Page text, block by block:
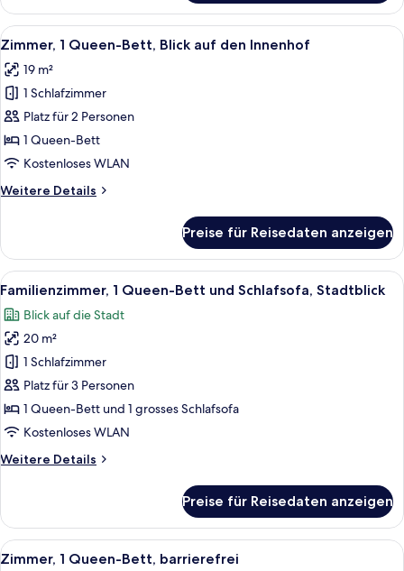
2 Einzelbetten,
Stadtblick
Alle
Fotos
für
Zimmer,
1
Queen-
Bett,
auf
anzeigen
Ein Hotelzimmer mit einem großen
9
Zimmer, 1 Queen-Bett, Blick auf den Innenhof
19 m²
1 Schlafzimmer
Platz für 2 Personen
1 Queen-Bett
Kostenloses WLAN
Weitere Details
Weitere
1
Queen-
Bett,
auf
den
Innenhof
Preise für Reisedaten anzeigen
Alle
Fotos
für
Familienzimmer,
1 Queen-
Bett
und
Schlafsofa,
anzeigen
Ein Hotelzimmer mit zwei Betten,
10
Familienzimmer, 1 Queen-Bett und Schlafsofa, Stadtblick
Blick auf die Stadt
20 m²
1 Schlafzimmer
Platz für 3 Personen
1 Queen-Bett und 1 grosses Schlafsofa
Kostenloses WLAN
Weitere Details
Weitere
1 Queen-
Bett
und
Preise für Reisedaten anzeigen
Alle
Ein Hotelzimmer mit einem Bett,
6
Zimmer, 1 Queen-Bett, barrierefrei